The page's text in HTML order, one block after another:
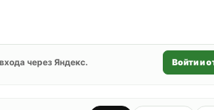
через Яндекс. Войти и